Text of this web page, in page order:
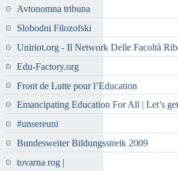
Avtonomna tribuna
Slobodni Filozofski
Uniriot.org - Il Network Delle Facoltà
Edu-Factory.org
Front de Lutte pour l’Education
Emancipating Education For All | Let’s
#unsereuni
Bundesweiter Bildungsstreik 2009
tovarna rog |